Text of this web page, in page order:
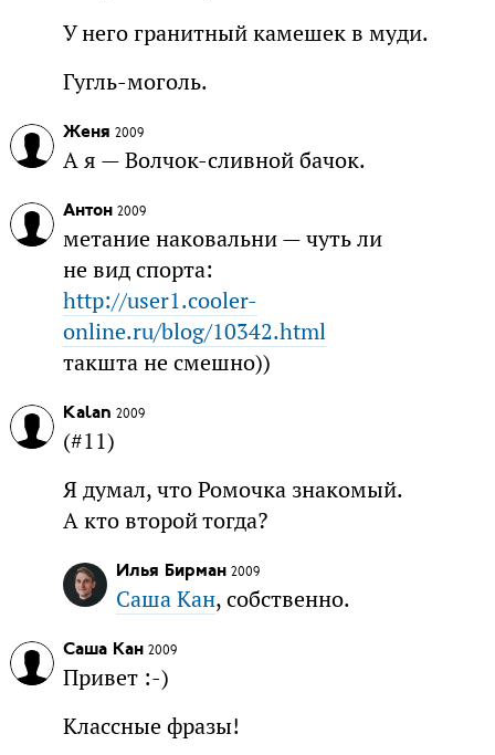
У него гранитный камешек в муди.
Гугль-моголь.
Женя 2009
А я — Волчок-сливной бачок.
Антон 2009
метание наковальни — чуть ли
не вид спорта:
http://user1.cooler-
online.ru/blog/10342.html
такшта не смешно))
Kalan 2009
(#11)
Я думал, что Ромочка знакомый.
А кто второй тогда?
Илья Бирман 2009
Саша Кан, собственно.
Саша Кан 2009
Привет :-)
Классные фразы!